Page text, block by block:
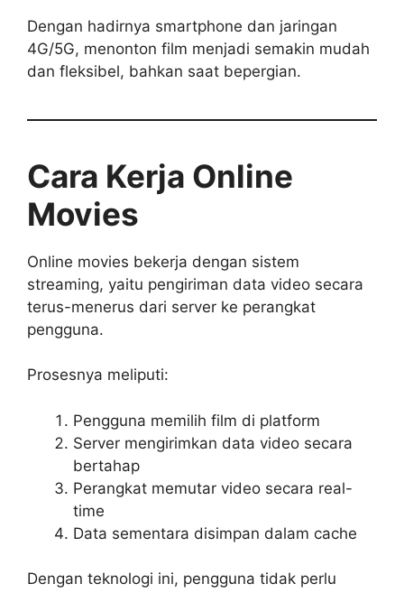
Dengan hadirnya smartphone dan jaringan
4G/5G, menonton film menjadi semakin mudah
dan fleksibel, bahkan saat bepergian.
Cara Kerja Online
Movies
Online movies bekerja dengan sistem
streaming, yaitu pengiriman data video secara
terus-menerus dari server ke perangkat
pengguna.
Prosesnya meliputi:
Pengguna memilih film di platform
Server mengirimkan data video secara
bertahap
Perangkat memutar video secara real-
time
Data sementara disimpan dalam cache
Dengan teknologi ini, pengguna tidak perlu